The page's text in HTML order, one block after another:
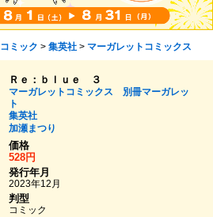
コミック > 集英社> マーガレットコミックス
Ｒｅ：ｂｌｕｅ ３
マーガレットコミックス 別冊マーガレッ
ト
集英社
加瀬まつり
価格
528円
発行年月
2023年12月
判型
コミック